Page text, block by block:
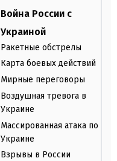
Война России с
Украиной
Ракетные обстрелы
Карта боевых действий
Мирные переговоры
Воздушная тревога в
Украине
Массированная атака по
Украине
Взрывы в России